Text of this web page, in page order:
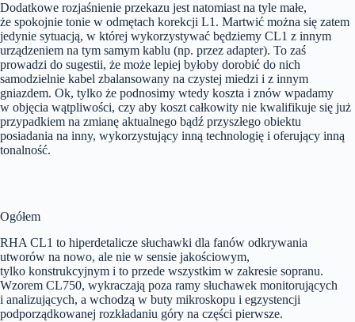
Dodatkowe rozjaśnienie przekazu jest natomiast na tyle małe,
że spokojnie tonie w odmętach korekcji L1. Martwić można się zatem
jedynie sytuacją, w której wykorzystywać będziemy CL1 z innym
urządzeniem na tym samym kablu (np. przez adapter). To zaś
prowadzi do sugestii, że może lepiej byłoby dorobić do nich
samodzielnie kabel zbalansowany na czystej miedzi i z innym
gniazdem. Ok, tylko że podnosimy wtedy koszta i znów wpadamy
w objęcia wątpliwości, czy aby koszt całkowity nie kwalifikuje się już
przypadkiem na zmianę aktualnego bądź przyszłego obiektu
posiadania na inny, wykorzystujący inną technologię i oferujący inną
tonalność.
Ogółem
RHA CL1 to hiperdetalicze słuchawki dla fanów odkrywania
utworów na nowo, ale nie w sensie jakościowym,
tylko konstrukcyjnym i to przede wszystkim w zakresie sopranu.
Wzorem CL750, wykraczają poza ramy słuchawek monitorujących
i analizujących, a wchodzą w buty mikroskopu i egzystencji
podporządkowanej rozkładaniu góry na części pierwsze.